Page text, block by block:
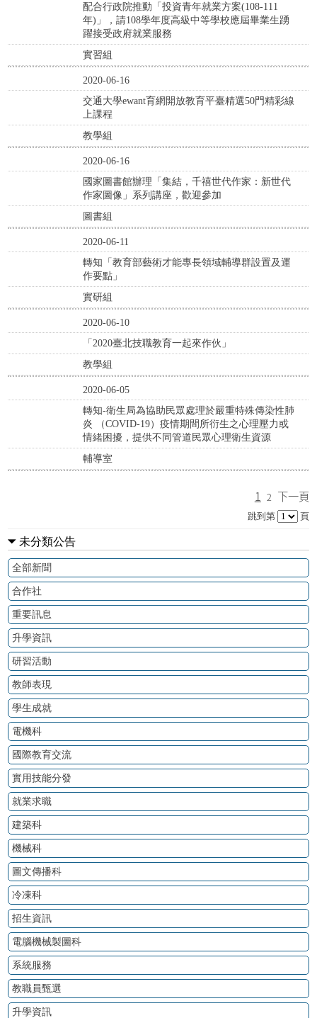
配合行政院推動「投資青年就業方案(108-111
年)」，請108學年度高級中等學校應屆畢業生踴
躍接受政府就業服務
實習組
2020-06-16
交通大學ewant育網開放教育平臺精選50門精彩線
上課程
教學組
2020-06-16
國家圖書館辦理「集結，千禧世代作家：新世代
作家圖像」系列講座，歡迎參加
圖書組
2020-06-11
轉知「教育部藝術才能專長領域輔導群設置及運
作要點」
實研組
2020-06-10
「2020臺北技職教育一起來作伙」
教學組
2020-06-05
轉知-衛生局為協助民眾處理於嚴重特殊傳染性肺
炎 （COVID-19）疫情期間所衍生之心理壓力或
情緒困擾，提供不同管道民眾心理衛生資源
輔導室
1 2 下一頁
跳到第 頁
未分類公告
全部新聞
合作社
重要訊息
升學資訊
研習活動
教師表現
學生成就
電機科
國際教育交流
實用技能分發
就業求職
建築科
機械科
圖文傳播科
冷凍科
招生資訊
電腦機械製圖科
系統服務
教職員甄選
升學資訊